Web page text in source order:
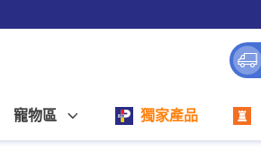
寵物區 獨家產品